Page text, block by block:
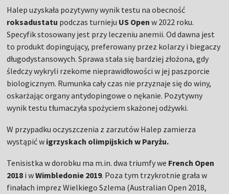
Halep uzyskała pozytywny wynik testu na obecność
roksadustatu podczas turnieju US Open w 2022 roku.
Specyfik stosowany jest przy leczeniu anemii. Od dawna jest
to produkt dopingujący, preferowany przez kolarzy i biegaczy
długodystansowych. Sprawa stała się bardziej złożona, gdy
śledczy wykryli rzekome nieprawidłowości w jej paszporcie
biologicznym. Rumunka cały czas nie przyznaje się do winy,
oskarżając organy antydopingowe o nękanie. Pozytywny
wynik testu tłumaczyła spożyciem skażonej odżywki.
W przypadku oczyszczenia z zarzutów Halep zamierza
wystąpić w igrzyskach olimpijskich w Paryżu.
Tenisistka w dorobku ma m.in. dwa triumfy we French Open
2018 i wWimbledonie 2019. Poza tym trzykrotnie grała w
finałach imprez Wielkiego Szlema (Australian Open 2018,